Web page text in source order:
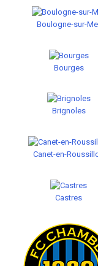
Boulogne-sur-
Bourges
Brignoles
Canet-en-
Castres